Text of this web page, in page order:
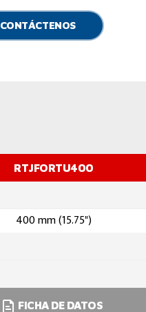
CONTÁCTENOS
RTJFORTU400
400 mm (15.75")
FICHA DE DATOS